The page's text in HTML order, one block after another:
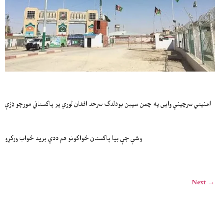
امنیتي سرچینې وایی په چمن سپین بودلدک سرحد افغان لوري پر پاکستاني مورچو ډزې
وشې چې بیا پاکستان ځواکونو هم ددې برید ځواب ورکړو
Next →